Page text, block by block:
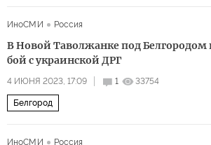
ИноСМИ Россия
В Новой Таволжанке под Белгородом
бой с украинской ДРГ
4 ИЮНЯ 2023, 17:09 1 33754
Белгород
ИноСМИ Россия